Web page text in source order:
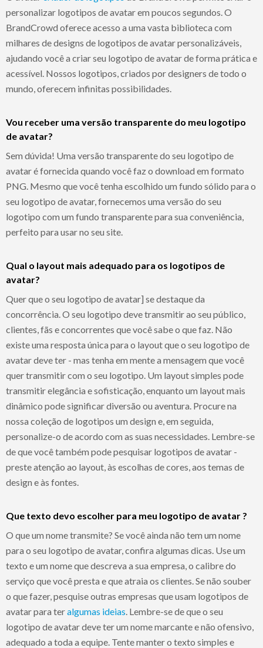
personalizar logotipos de avatar em poucos segundos. O
BrandCrowd oferece acesso a uma vasta biblioteca com
milhares de designs de logotipos de avatar personalizáveis,
ajudando você a criar seu logotipo de avatar de forma prática e
acessível. Nossos logotipos, criados por designers de todo o
mundo, oferecem infinitas possibilidades.
Vou receber uma versão transparente do meu logotipo
de avatar?
Sem dúvida! Uma versão transparente do seu logotipo de
avatar é fornecida quando você faz o download em formato
PNG. Mesmo que você tenha escolhido um fundo sólido para o
seu logotipo de avatar, fornecemos uma versão do seu
logotipo com um fundo transparente para sua conveniência,
perfeito para usar no seu site.
Qual o layout mais adequado para os logotipos de
avatar?
Quer que o seu logotipo de avatar] se destaque da
concorrência. O seu logotipo deve transmitir ao seu público,
clientes, fãs e concorrentes que você sabe o que faz. Não
existe uma resposta única para o layout que o seu logotipo de
avatar deve ter - mas tenha em mente a mensagem que você
quer transmitir com o seu logotipo. Um layout simples pode
transmitir elegância e sofisticação, enquanto um layout mais
dinâmico pode significar diversão ou aventura. Procure na
nossa coleção de logotipos um design e, em seguida,
personalize-o de acordo com as suas necessidades. Lembre-se
de que você também pode pesquisar logotipos de avatar -
preste atenção ao layout, às escolhas de cores, aos temas de
design e às fontes.
Que texto devo escolher para meu logotipo de avatar ?
O que um nome transmite? Se você ainda não tem um nome
para o seu logotipo de avatar, confira algumas dicas. Use um
texto e um nome que descreva a sua empresa, o calibre do
serviço que você presta e que atraia os clientes. Se não souber
o que fazer, pesquise outras empresas que usam logotipos de
avatar para teralgumas ideias . Lembre-se de que o seu
logotipo de avatar deve ter um nome marcante e não ofensivo,
adequado a toda a equipe. Tente manter o texto simples e